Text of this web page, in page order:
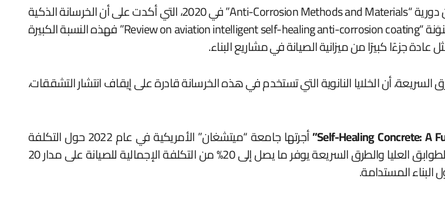
واحدة من الدراسات الأكثر شمولية حول تقنيات الخرسانة الذكية جاءت من دورية “Anti-Corrosion Methods and Materials” في 2020، التي أكدت على أن الخرسانة الذكية
يمكن أن تخفض تكاليف الصيانة بمقدار 30% إلى 40%. بحسب الدراسة المُعنوَنة “Review on aviation intelligent self-healing anti-corrosion coating” فهذه النسبة الكبيرة
جزءًا كبيرًا من ميزانية الصيانة في مشاريع البناء.
أن الخلايا النانوية التي تستخدم في هذه الخرسانة قادرة على إيقاف انتشار التشققات،
أجرتها جامعة “ميتشغان” الأمريكية في عام 2022 حول التكلفة
الفعالة للخرسانة الذكية، تم التأكيد على أن استخدامها في المباني ذات الطوابق العليا والطرق السريعة يوفر ما يصل إلى 20% من التكلفة الإجمالية للصيانة على مدار 20
المستدامة.